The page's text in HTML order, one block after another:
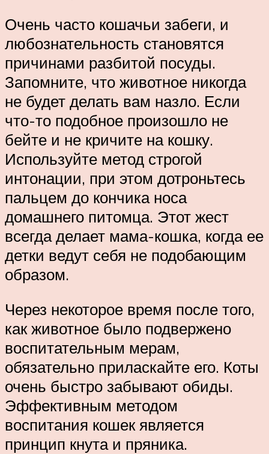
Очень часто кошачьи забеги, и
любознательность становятся
причинами разбитой посуды.
Запомните, что животное никогда
не будет делать вам назло. Если
что-то подобное произошло не
бейте и не кричите на кошку.
Используйте метод строгой
интонации, при этом дотроньтесь
пальцем до кончика носа
домашнего питомца. Этот жест
всегда делает мама-кошка, когда ее
детки ведут себя не подобающим
образом.
Через некоторое время после того,
как животное было подвержено
воспитательным мерам,
обязательно приласкайте его. Коты
очень быстро забывают обиды.
Эффективным методом
воспитания кошек является
принцип кнута и пряника.